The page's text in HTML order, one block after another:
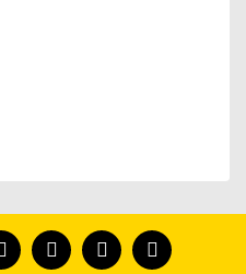
iletebilirsiniz.
ederiz.